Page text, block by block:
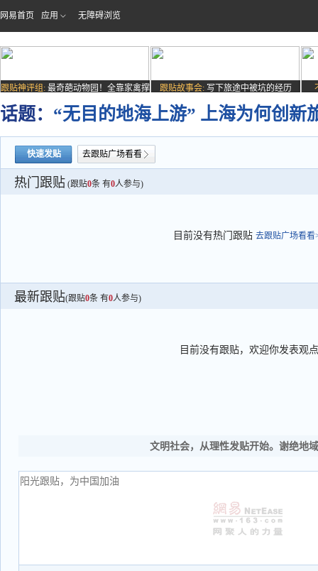
网易首页 应用 无障碍浏览
跟贴神评组: 最奇葩动物园！全靠家禽撑
场子
跟贴故事会: 写下旅途中被坑的经历
话题： “无目的地海上游” 上海为何创新
快速发贴 去跟贴广场看看
热门跟贴 (跟贴0条 有0人参与)
目前没有热门跟贴 去跟贴广场看看
最新跟贴(跟贴0条 有0人参与)
目前没有跟贴，欢迎你发表观点
文明社会，从理性发贴开始。谢绝地